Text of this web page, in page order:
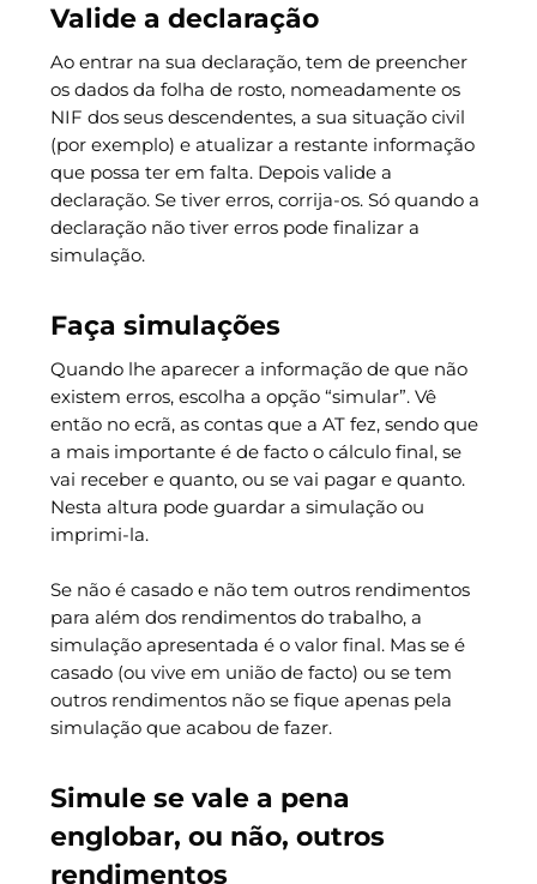
Valide a declaração
Ao entrar na sua declaração, tem de preencher
os dados da folha de rosto, nomeadamente os
NIF dos seus descendentes, a sua situação civil
(por exemplo) e atualizar a restante informação
que possa ter em falta. Depois valide a
declaração. Se tiver erros, corrija-os. Só quando a
declaração não tiver erros pode finalizar a
simulação.
Faça simulações
Quando lhe aparecer a informação de que não
existem erros, escolha a opção “simular”. Vê
então no ecrã, as contas que a AT fez, sendo que
a mais importante é de facto o cálculo final, se
vai receber e quanto, ou se vai pagar e quanto.
Nesta altura pode guardar a simulação ou
imprimi-la.
Se não é casado e não tem outros rendimentos
para além dos rendimentos do trabalho, a
simulação apresentada é o valor final. Mas se é
casado (ou vive em união de facto) ou se tem
outros rendimentos não se fique apenas pela
simulação que acabou de fazer.
Simule se vale a pena
englobar, ou não, outros
rendimentos